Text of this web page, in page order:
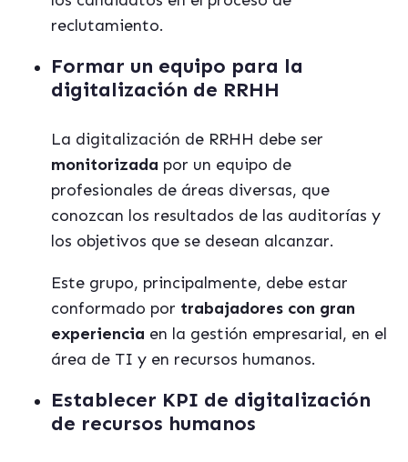
reclutamiento.
Formar un equipo para la
digitalización de RRHH
La digitalización de RRHH debe ser
monitorizada por un equipo de
profesionales de áreas diversas, que
conozcan los resultados de las auditorías y
los objetivos que se desean alcanzar.
Este grupo, principalmente, debe estar
conformado por trabajadores con gran
experiencia en la gestión empresarial, en el
área de TI y en recursos humanos.
Establecer KPI de digitalización
de recursos humanos